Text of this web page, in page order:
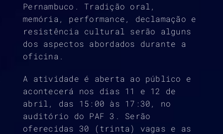
Pernambuco. Tradição oral,
memória, performance, declamação e
resistência cultural serão alguns
dos aspectos abordados durante a
oficina.
A atividade é aberta ao público e
acontecerá nos dias 11 e 12 de
abril, das 15:00 às 17:30, no
auditório do PAF 3. Serão
oferecidas 30 (trinta) vagas e as